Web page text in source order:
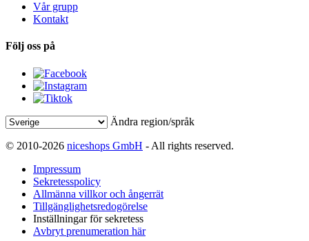
Vår grupp
Kontakt
Följ oss på
Ändra region/språk
© 2010-2026 niceshops GmbH - All rights reserved.
Impressum
Sekretesspolicy
Allmänna villkor och ångerrät
Tillgänglighetsredogörelse
Inställningar för sekretess
Avbryt prenumeration här